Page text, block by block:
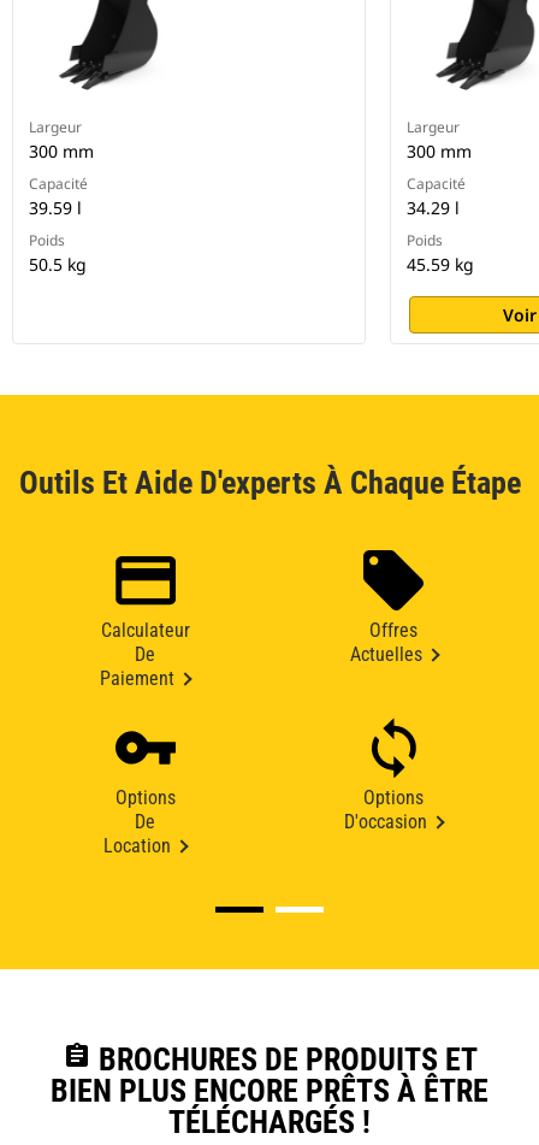
Largeur
300 mm
Capacité
39.59 l
Poids
50.5 kg
Largeur
300 mm
Capacité
34.29 l
Poids
45.59 kg
Outils Et Aide D'experts À Chaque Étape
Calculateur
De
Paiement
Offres
Actuelles
Options
De
Location
Options
D'occasion
assignment BROCHURES DE PRODUITS ET
BIEN PLUS ENCORE PRÊTS À ÊTRE
TÉLÉCHARGÉS !